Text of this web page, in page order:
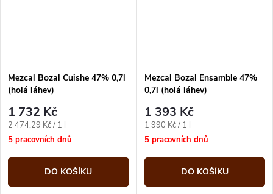
Mezcal Bozal Cuishe 47% 0,7l
(holá láhev)
1 732 Kč
Měrná
cena:
2 474,29 Kč / 1 l
5 pracovních dnů
DO KOŠÍKU
Mezcal Bozal Ensamble 47%
0,7l (holá láhev)
1 393 Kč
Měrná
cena:
1 990 Kč / 1 l
5 pracovních dnů
DO KOŠÍKU